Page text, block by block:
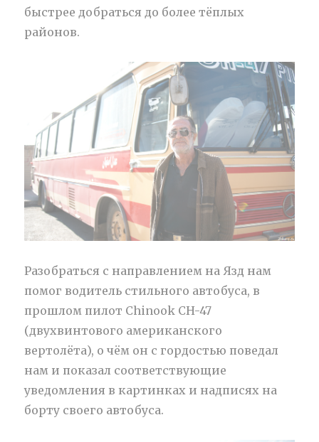
быстрее добраться до более тёплых
районов.
Разобраться с направлением на Язд нам
помог водитель стильного автобуса, в
прошлом пилот Chinook CH-47
(двухвинтового американского
вертолёта), о чём он с гордостью поведал
нам и показал соответствующие
уведомления в картинках и надписях на
борту своего автобуса.